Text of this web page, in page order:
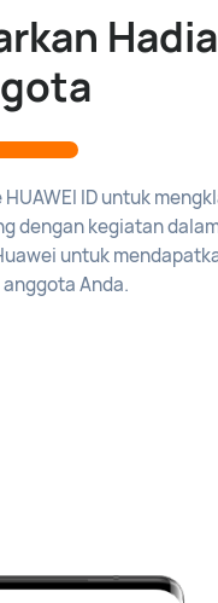
HUAWEI ID untuk
dengan kegiatan
untuk
Anda.